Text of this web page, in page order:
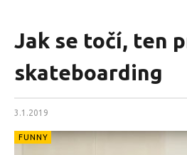
Jak se točí, ten
skateboarding
3.1.2019
FUNNY